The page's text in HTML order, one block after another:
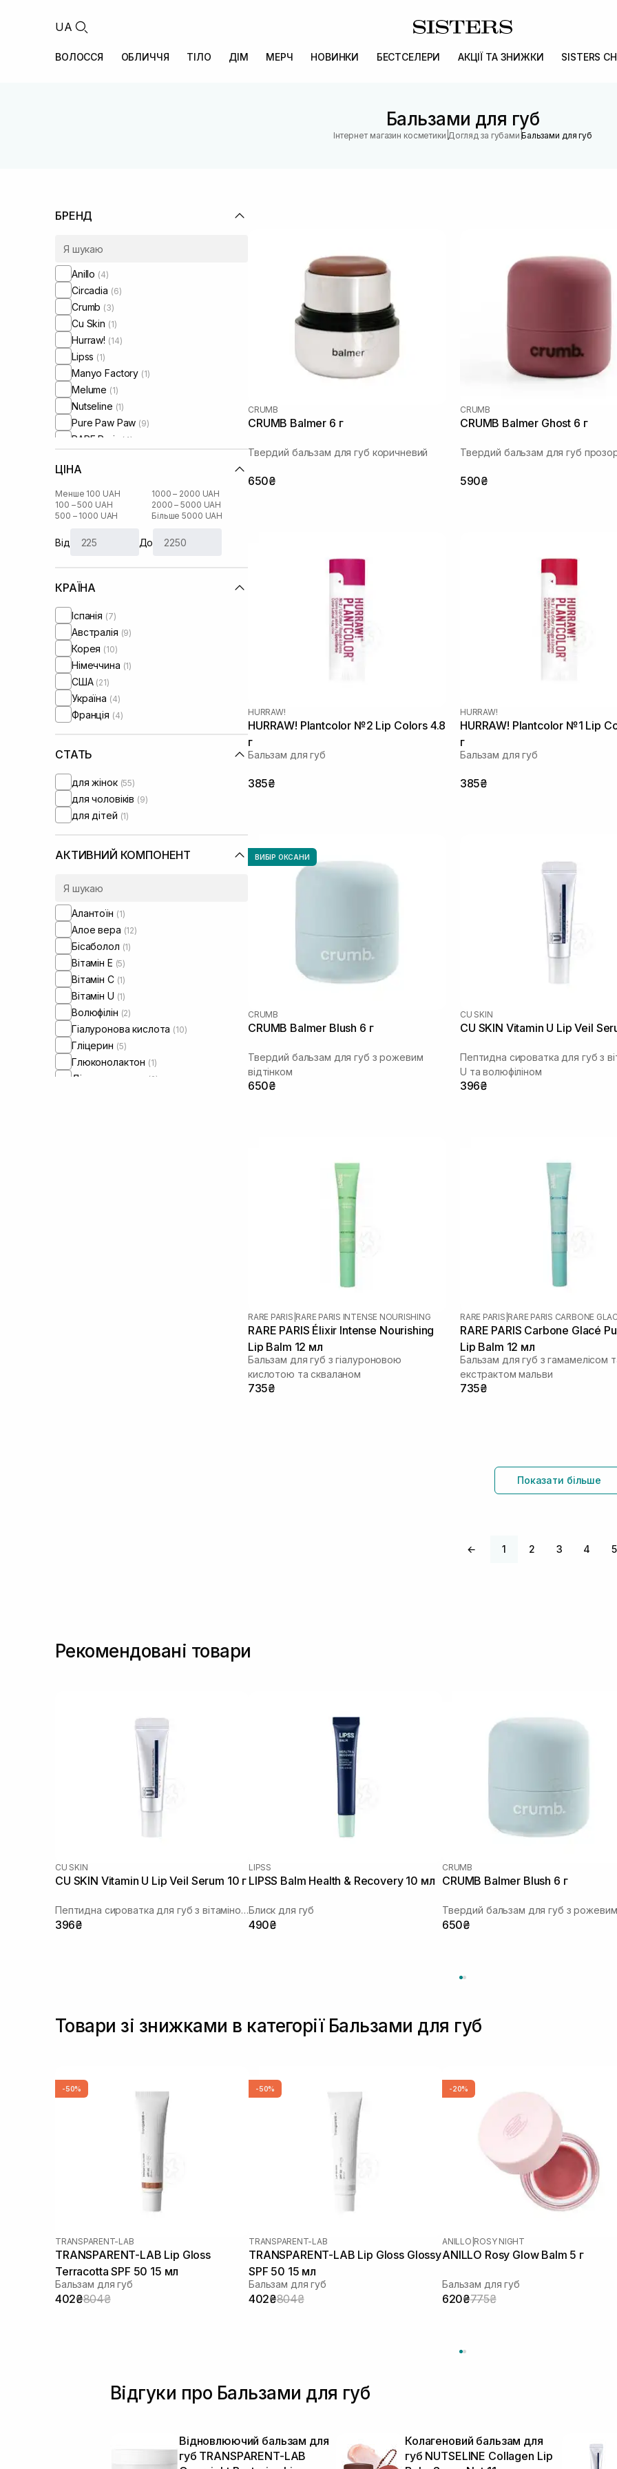
UA
ВОЛОССЯ ОБЛИЧЧЯ ТІЛО ДІМ МЕРЧ НОВИНКИ БЕСТСЕЛЕРИ АКЦІЇ ТА ЗНИЖКИ SISTERS
Бальзами для губ
Інтернет магазин косметики Догляд за губами |Бальзами для губ
БРЕНД
Anillo (4)
Circadia (6)
Crumb (3)
Cu Skin (1)
Hurraw! (14)
Lipss (1)
Manyo Factory (1)
Melume (1)
Nutseline (1)
Pure Paw Paw (9)
RARE Paris (4)
Rejuran
Transparent-Lab (7)
Tree Hut
UIQ(1)
ЦІНА
Менше 100 UAH
100 – 500 UAH
500 – 1000 UAH
1000 – 2000 UAH
2000 – 5000 UAH
Більше 5000 UAH
Від До
КРАЇНА
Іспанія (7)
Австралія (9)
Корея (10)
Німеччина (1)
США (21)
Україна (4)
Франція (4)
СТАТЬ
для жінок (55)
для чоловіків (9)
для дітей (1)
АКТИВНИЙ КОМПОНЕНТ
Алантоїн (1)
Алое вера (12)
Бісаболол (1)
Вітамін Е (5)
Вітамін C (1)
Вітамін U (1)
Волюфілін (2)
Гіалуронова кислота (10)
Гліцерин (5)
Глюконолактон (1)
Діоксид титану (2)
CRUMB
CRUMB Balmer 6 г
Твердий бальзам для губ коричневий
650₴
CRUMB
CRUMB Balmer Ghost 6 г
Твердий бальзам для губ
590₴
HURRAW!
HURRAW! Plantcolor №2 Lip Colors 4.8
г
Бальзам для губ
385₴
HURRAW!
HURRAW! Plantcolor №1 Lip
г
Бальзам для губ
385₴
ВИБІР ОКСАНИ
CRUMB
CRUMB Balmer Blush 6 г
Твердий бальзам для губ з рожевим
відтінком
650₴
CU SKIN
CU SKIN Vitamin U Lip Veil
Пептидна сироватка для губ з
U та волюфіліном
396₴
RARE PARIS RARE PARIS INTENSE NOURISHING
RARE PARIS Élixir Intense Nourishing
Lip Balm 12 мл
Бальзам для губ з гіалуроновою
кислотою та скваланом
735₴
RARE PARIS RARE PARIS CARBONE
RARE PARIS Carbone Glacé
Lip Balm 12 мл
Бальзам для губ з гамамелісом
екстрактом мальви
735₴
Показати більше
← 1 2 3 4 5
Рекомендовані товари
CU SKIN
CU SKIN Vitamin U Lip Veil Serum 10 г
Пептидна сироватка для губ з вітаміном U та волюфіліном
396₴
LIPSS
LIPSS Balm Health & Recovery 10 мл
Блиск для губ
490₴
CRUMB
CRUMB Balmer Blush 6 г
650₴
Товари зі знижками в категорії Бальзами для губ
-50%
TRANSPARENT-LAB
TRANSPARENT-LAB Lip Gloss
Terracotta SPF 50 15 мл
Бальзам для губ
402₴804₴
-50%
TRANSPARENT-LAB
TRANSPARENT-LAB Lip Gloss Glossy
SPF 50 15 мл
Бальзам для губ
402₴804₴
-20%
ANILLO ROSY NIGHT
ANILLO Rosy Glow Balm 5 г
Бальзам для губ
620₴775₴
Відгуки про Бальзами для губ
Відновлюючий бальзам для
губ TRANSPARENT-LAB
Колагеновий бальзам для
губ NUTSELINE Collagen Lip